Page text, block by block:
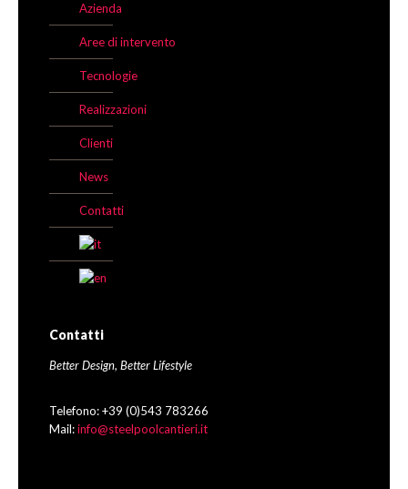
Azienda
Aree di intervento
Tecnologie
Realizzazioni
Clienti
News
Contatti
Contatti
Better Design, Better Lifestyle
Telefono: +39 (0)543 783266
Mail:info@steelpoolcantieri.it